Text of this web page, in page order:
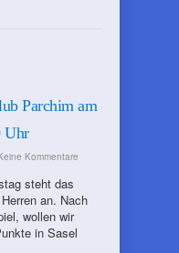
Parchim am
Uhr
Kommentare
steht das
an. Nach
wollen wir
in Sasel